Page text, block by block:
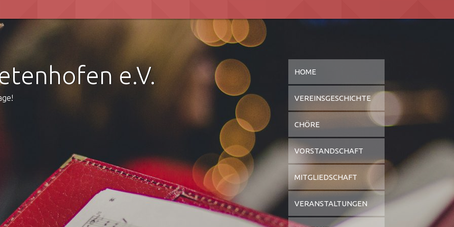
e.V. HOME
VEREINSGESCHICHTE
CHÖRE
VORSTANDSCHAFT
MITGLIEDSCHAFT
VERANSTALTUNGEN